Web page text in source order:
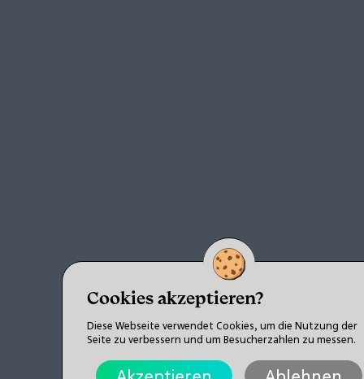
Cookies akzeptieren?
Diese Webseite verwendet Cookies, um die Nutzung der
Seite zu verbessern und um Besucherzahlen zu messen.